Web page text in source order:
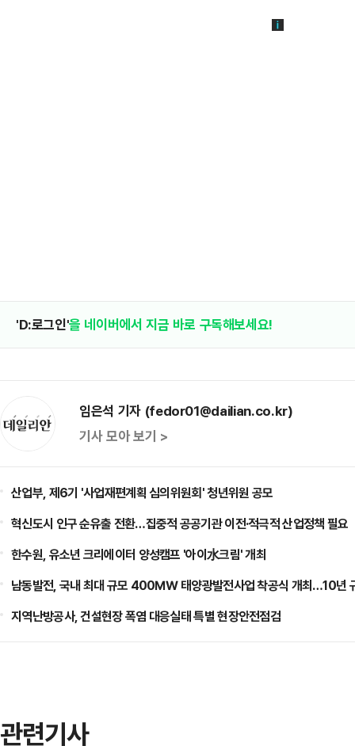
'D:로그인'을 네이버에서 지금 바로 구독해보세요!
임은석 기자 (fedor01@dailian.co.kr)
기사 모아 보기 >
산업부, 제6기 '사업재편계획 심의위원회' 청년위원 공모
혁신도시 인구 순유출 전환…집중적 공공기관 이전·적극적 산업정책 필요
한수원, 유소년 크리에이터 양성캠프 '아이水크림' 개최
남동발전, 국내 최대 규모 400㎿ 태양광발전사업 착공식 개최…10년
지역난방공사, 건설현장 폭염 대응실태 특별 현장안전점검
관련기사